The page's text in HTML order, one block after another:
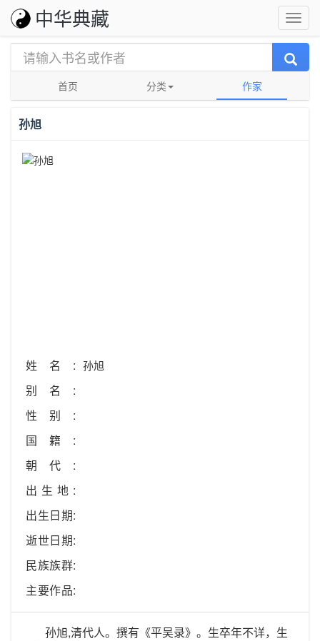
中华典藏
首页 分类 作家
孙旭
姓名: 孙旭
别名:
性别:
国籍:
朝代:
出生地:
出生日期:
逝世日期:
民族族群:
主要作品:
孙旭,清代人。撰有《平吴录》。生卒年不详，生